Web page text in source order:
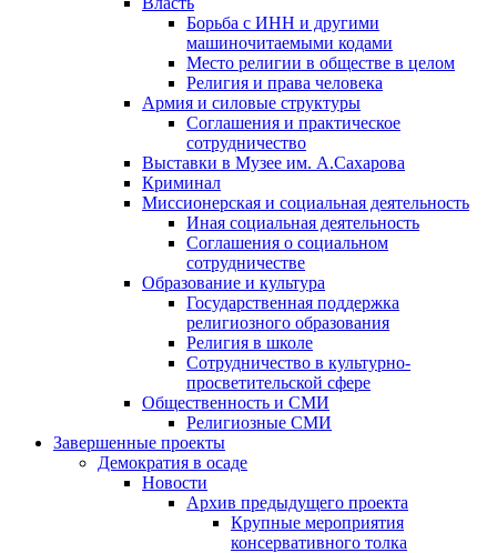
Борьба с ИНН и другими
машиночитаемыми кодами
Место религии в обществе в целом
Религия и права человека
Армия и силовые структуры
Соглашения и практическое
сотрудничество
Выставки в Музее им. А.Сахарова
Криминал
Миссионерская и социальная деятельность
Иная социальная деятельность
Соглашения о социальном
сотрудничестве
Образование и культура
Государственная поддержка
религиозного образования
Религия в школе
Сотрудничество в культурно-
просветительской сфере
Общественность и СМИ
Религиозные СМИ
Завершенные проекты
Демократия в осаде
Новости
Архив предыдущего проекта
Крупные мероприятия
консервативного толка